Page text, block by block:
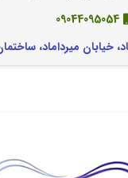
09044095054
خیابان میرداماد،